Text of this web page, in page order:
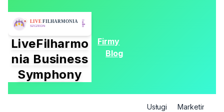
LiveFilharmo
nia Business
Symphony
Firmy
Blog
Usługi
Marketing,